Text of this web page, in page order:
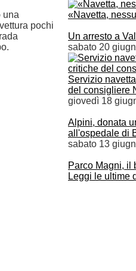
«Navetta,
Un arresto a
sabato 20
Servizio
del consigliere
giovedì 18
Alpini, donata
all'ospedale di
sabato 13
Parco Magni, il
Leggi le ultime
una
pochi